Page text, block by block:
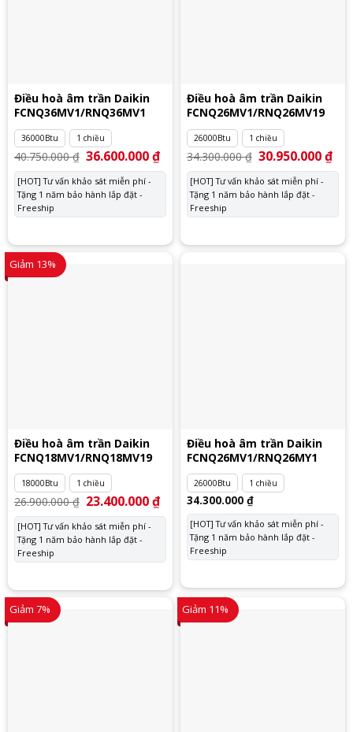
Điều hoà âm trần Daikin
FCNQ36MV1/RNQ36MV1
36000Btu 1 chiều
40.750.000₫ Giá
gốc
là:
40.750.000 ₫.
36.600.000₫Giá
tại
36.600.000 ₫.
[HOT] Tư vấn khảo sát miễn phí -
Tặng 1 năm bảo hành lắp đặt -
Freeship
Điều hoà âm trần Daikin
FCNQ26MV1/RNQ26MV19
26000Btu 1 chiều
34.300.000₫ Giá
gốc
là:
34.300.000 ₫.
30.950.000₫Giá
tại
[HOT] Tư vấn khảo sát miễn phí -
Tặng 1 năm bảo hành lắp đặt -
Freeship
Giảm 13%
Điều hoà âm trần Daikin
FCNQ18MV1/RNQ18MV19
18000Btu 1 chiều
26.900.000₫ Giá
gốc
là:
26.900.000 ₫.
23.400.000₫Giá
tại
23.400.000 ₫.
[HOT] Tư vấn khảo sát miễn phí -
Tặng 1 năm bảo hành lắp đặt -
Freeship
Điều hoà âm trần Daikin
FCNQ26MV1/RNQ26MY1
26000Btu 1 chiều
34.300.000 ₫
[HOT] Tư vấn khảo sát miễn phí -
Tặng 1 năm bảo hành lắp đặt -
Freeship
Giảm 7% Giảm 11%